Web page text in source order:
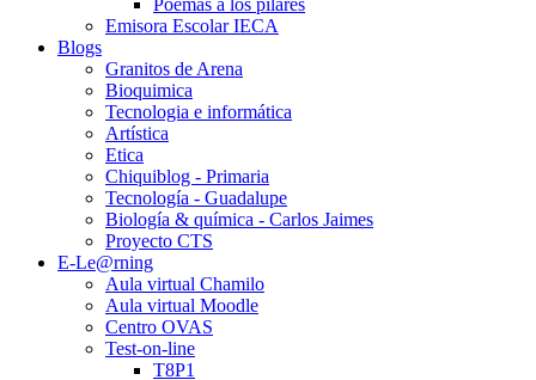
Emisora Escolar IECA
Blogs
Granitos de Arena
Bioquimica
Tecnologia e informática
Artística
Etica
Chiquiblog - Primaria
Tecnología - Guadalupe
Biología & química - Carlos Jaimes
Proyecto CTS
E-Le@rning
Aula virtual Chamilo
Aula virtual Moodle
Centro OVAS
Test-on-line
T8P1